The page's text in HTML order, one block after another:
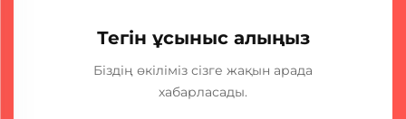
Тегін ұсыныс алыңыз
Біздің өкіліміз сізге жақын арада
хабарласады.